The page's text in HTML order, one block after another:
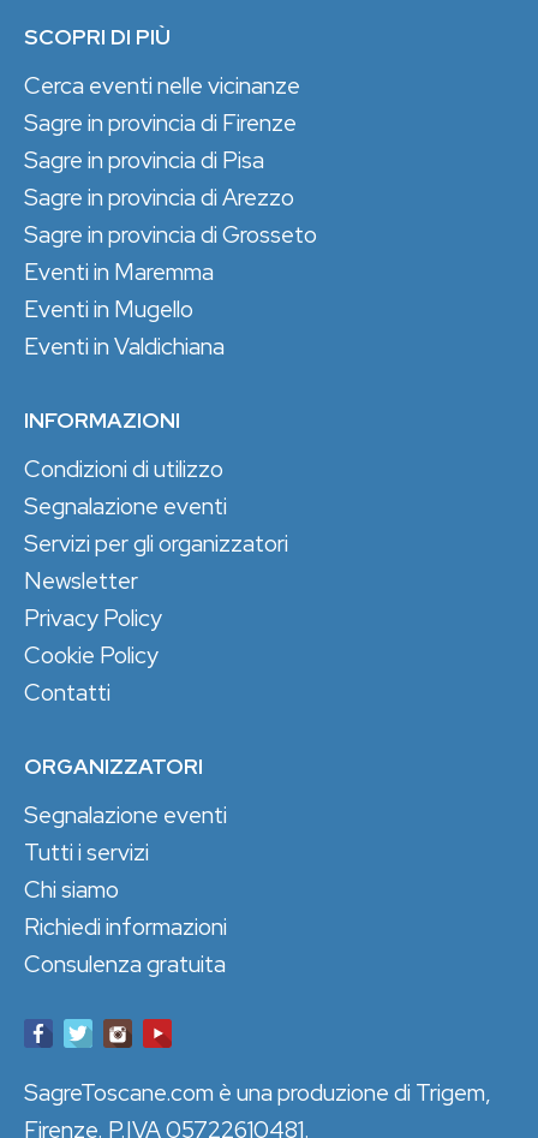
SCOPRI DI PIÙ
Cerca eventi nelle vicinanze
Sagre in provincia di Firenze
Sagre in provincia di Pisa
Sagre in provincia di Arezzo
Sagre in provincia di Grosseto
Eventi in Maremma
Eventi in Mugello
Eventi in Valdichiana
INFORMAZIONI
Condizioni di utilizzo
Segnalazione eventi
Servizi per gli organizzatori
Newsletter
Privacy Policy
Cookie Policy
Contatti
ORGANIZZATORI
Segnalazione eventi
Tutti i servizi
Chi siamo
Richiedi informazioni
Consulenza gratuita
SagreToscane.com è una produzione di Trigem,
Firenze. P.IVA 05722610481.